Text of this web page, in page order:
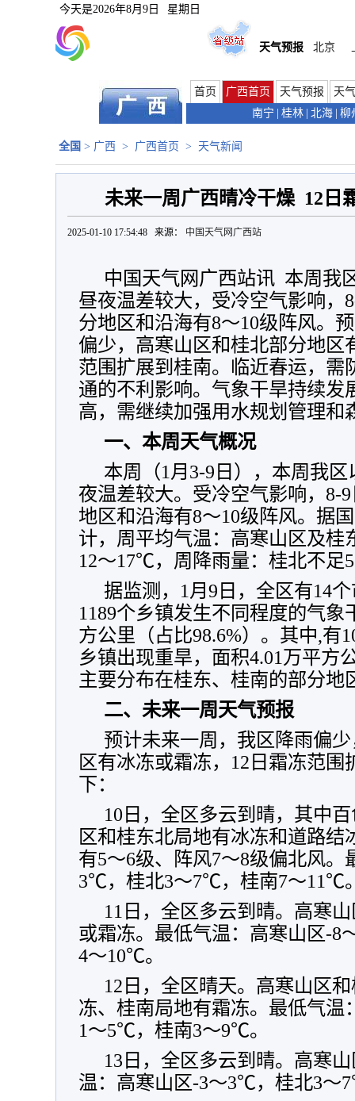
今天是2026年8月9日 星期日
天气预报 北京
首页 广西首页 天气预报
天
南宁
桂林 北海 柳
全国 > 广西 > 广西首页 > 天气新闻
未来一周广西晴冷干燥 12日
2025-01-10 17:54:48 来源： 中国天气网广西站
中国天气网广西站讯 本周我
昼夜温差较大，受冷空气影响，
分地区和沿海有8～10级阵风。
偏少，高寒山区和桂北部分地区
范围扩展到桂南。临近春运，需
通的不利影响。气象干旱持续发
高，需继续加强用水规划管理和
一、本周天气概况
本周（1月3-9日），本周我
夜温差较大。受冷空气影响，8-
地区和沿海有8～10级阵风。据
计，周平均气温：高寒山区及
12～17℃，周降雨量：桂北不足
据监测，1月9日，全区有14
1189个乡镇发生不同程度的气象
方公里（占比98.6%）。其中,有
乡镇出现重旱，面积4.01万平方
主要分布在桂东、桂南的部分地
二、未来一周天气预报
预计未来一周，我区降雨偏
区有冰冻或霜冻，12日霜冻范
下：
10日，全区多云到晴，其中
区和桂东北局地有冰冻和道路结
有5～6级、阵风7～8级偏北风。
3℃，桂北3～7℃，桂南7～11℃
11日，全区多云到晴。高寒
或霜冻。最低气温：高寒山区-
4～10℃。
12日，全区晴天。高寒山区
冻、桂南局地有霜冻。最低气
1～5℃，桂南3～9℃。
13日，全区多云到晴。高寒
温：高寒山区-3～3℃，桂北3